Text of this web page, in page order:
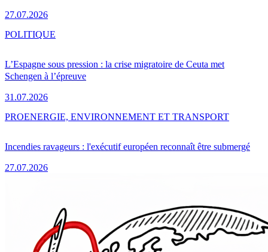
27.07.2026
L’Espagne sous pression : la crise migratoire de Ceuta met
Schengen à l’épreuve
31.07.2026
POLITIQUE
Incendies ravageurs : l'exécutif européen reconnaît être submergé
27.07.2026
PROENERGIE, ENVIRONNEMENT ET TRANSPORT